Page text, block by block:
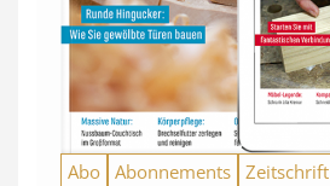
Abo Abonnements Zeitschrift